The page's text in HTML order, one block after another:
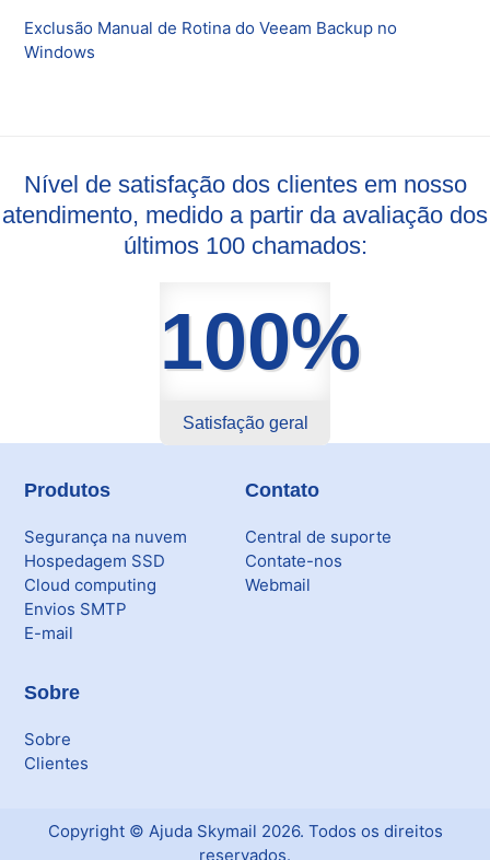
Exclusão Manual de Rotina do Veeam Backup no
Windows
Nível de satisfação dos clientes em nosso
atendimento, medido a partir da avaliação dos
últimos 100 chamados:
100%
Satisfação geral
Produtos
Segurança na nuvem
Hospedagem SSD
Cloud computing
Envios SMTP
E-mail
Contato
Central de suporte
Contate-nos
Webmail
Sobre
Sobre
Clientes
Copyright © Ajuda Skymail 2026. Todos os direitos
reservados.